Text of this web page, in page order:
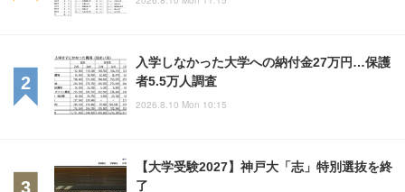
入学しなかった大学への納付金27万円…保護
者5.5万人調査
2026.8.10 Mon 10:15
【大学受験2027】神戸大「志」特別選抜を終
了